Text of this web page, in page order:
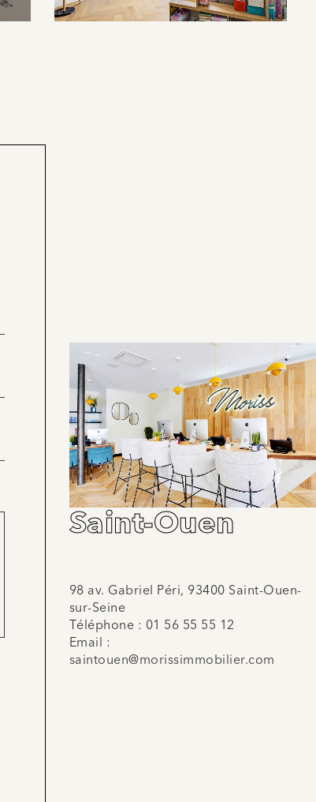
Saint-Ouen
98 av. Gabriel Péri, 93400 Saint-Ouen-
sur-Seine
Téléphone : 01 56 55 55 12
Email :
saintouen@morissimmobilier.com